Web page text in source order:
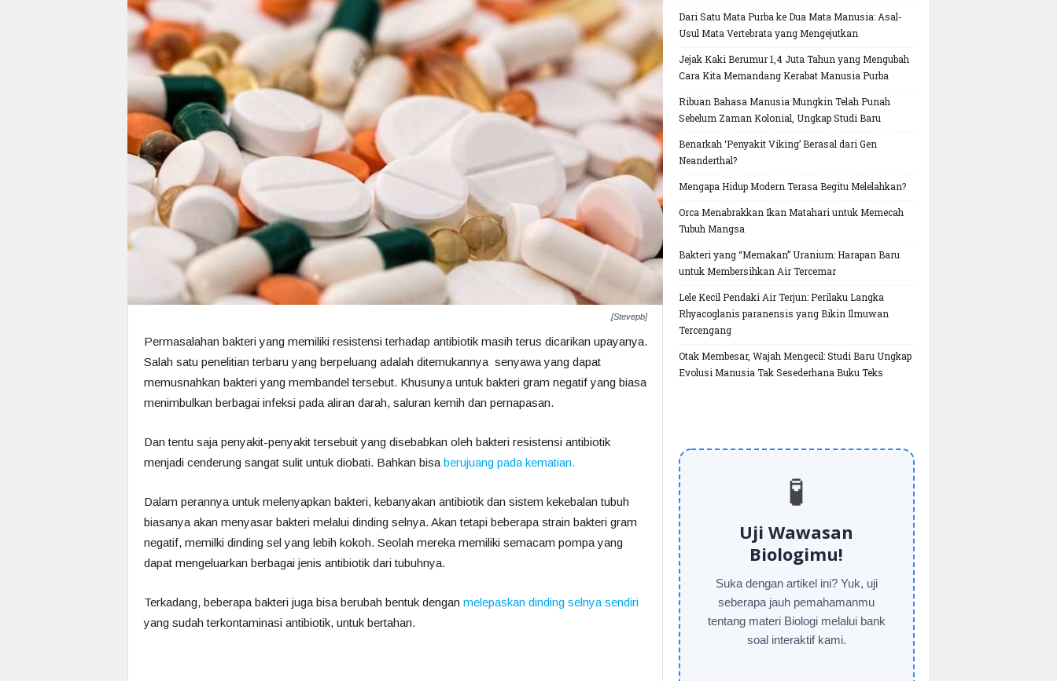
[Stevepb]
Permasalahan bakteri yang memiliki resistensi terhadap antibiotik masih terus dicarikan upayanya.
Salah satu penelitian terbaru yang berpeluang adalah ditemukannya senyawa yang dapat
memusnahkan bakteri yang membandel tersebut. Khusunya untuk bakteri gram negatif yang biasa
menimbulkan berbagai infeksi pada aliran darah, saluran kemih dan pernapasan.
Dan tentu saja penyakit-penyakit tersebuit yang disebabkan oleh bakteri resistensi antibiotik
menjadi cenderung sangat sulit untuk diobati. Bahkan bisa berujuang pada kematian.
Dalam perannya untuk melenyapkan bakteri, kebanyakan antibiotik dan sistem kekebalan tubuh
biasanya akan menyasar bakteri melalui dinding selnya. Akan tetapi beberapa strain bakteri gram
negatif, memilki dinding sel yang lebih kokoh. Seolah mereka memiliki semacam pompa yang
dapat mengeluarkan berbagai jenis antibiotik dari tubuhnya.
Terkadang, beberapa bakteri juga bisa berubah bentuk dengan melepaskan dinding selnya sendiri
yang sudah terkontaminasi antibiotik, untuk bertahan.
Dari Satu Mata Purba ke Dua Mata Manusia: Asal-
Usul Mata Vertebrata yang Mengejutkan
Jejak Kaki Berumur 1,4 Juta Tahun yang Mengubah
Cara Kita Memandang Kerabat Manusia Purba
Ribuan Bahasa Manusia Mungkin Telah Punah
Sebelum Zaman Kolonial, Ungkap Studi Baru
Benarkah ‘Penyakit Viking’ Berasal dari Gen
Neanderthal?
Mengapa Hidup Modern Terasa Begitu Melelahkan?
Orca Menabrakkan Ikan Matahari untuk Memecah
Tubuh Mangsa
Bakteri yang “Memakan” Uranium: Harapan Baru
untuk Membersihkan Air Tercemar
Lele Kecil Pendaki Air Terjun: Perilaku Langka
Rhyacoglanis paranensis yang Bikin Ilmuwan
Tercengang
Otak Membesar, Wajah Mengecil: Studi Baru Ungkap
Evolusi Manusia Tak Sesederhana Buku Teks
🧪
Uji Wawasan
Biologimu!
Suka dengan artikel ini? Yuk, uji
seberapa jauh pemahamanmu
tentang materi Biologi melalui bank
soal interaktif kami.